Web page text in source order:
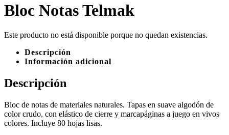
Bloc Notas Telmak
Este producto no está disponible porque no quedan existencias.
Descripción
Información adicional
Descripción
Bloc de notas de materiales naturales. Tapas en suave algodón de
color crudo, con elástico de cierre y marcapáginas a juego en vivos
colores. Incluye 80 hojas lisas.